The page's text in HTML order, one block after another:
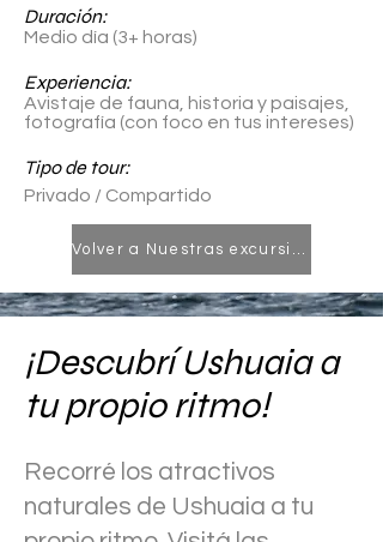
Duración:
Medio día (3+ horas)
Experiencia:
Avistaje de fauna, historia y paisajes,
fotografía (con foco en tus intereses)
Tipo de tour:
Privado / Compartido
Volver a Nuestras excursiones
¡Descubrí Ushuaia a
tu propio ritmo!
Recorré los atractivos
naturales de Ushuaia a tu